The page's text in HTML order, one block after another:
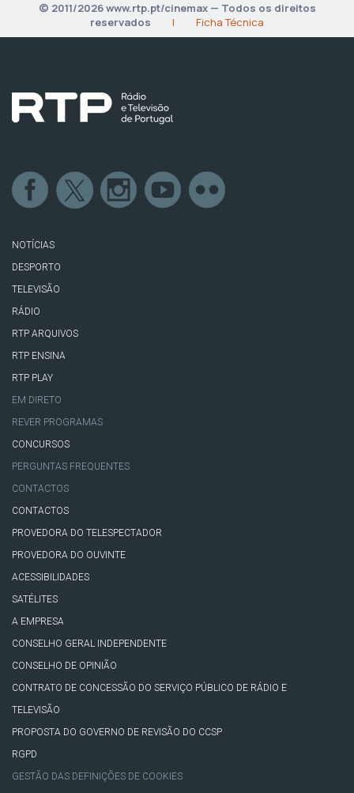
© 2011/2026 www.rtp.pt/cinemax — Todos os direitos
reservados
| Ficha Técnica
NOTÍCIAS
DESPORTO
TELEVISÃO
RÁDIO
RTP ARQUIVOS
RTP ENSINA
RTP PLAY
EM DIRETO
REVER PROGRAMAS
CONCURSOS
PERGUNTAS FREQUENTES
CONTACTOS
CONTACTOS
PROVEDORA DO TELESPECTADOR
PROVEDORA DO OUVINTE
ACESSIBILIDADES
SATÉLITES
A EMPRESA
CONSELHO GERAL INDEPENDENTE
CONSELHO DE OPINIÃO
CONTRATO DE CONCESSÃO DO SERVIÇO PÚBLICO DE RÁDIO E
TELEVISÃO
PROPOSTA DO GOVERNO DE REVISÃO DO CCSP
RGPD
GESTÃO DAS DEFINIÇÕES DE COOKIES